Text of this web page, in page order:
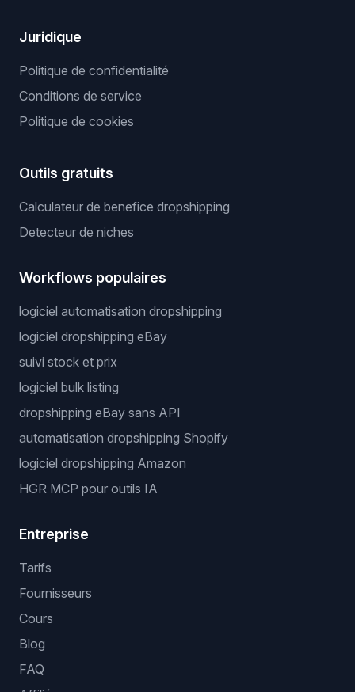
Juridique
Politique de confidentialité
Conditions de service
Politique de cookies
Outils gratuits
Calculateur de benefice dropshipping
Detecteur de niches
Workflows populaires
logiciel automatisation dropshipping
logiciel dropshipping eBay
suivi stock et prix
logiciel bulk listing
dropshipping eBay sans API
automatisation dropshipping Shopify
logiciel dropshipping Amazon
HGR MCP pour outils IA
Entreprise
Tarifs
Fournisseurs
Cours
Blog
FAQ